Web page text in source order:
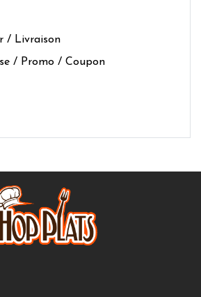
/ Livraison
/ Promo / Coupon